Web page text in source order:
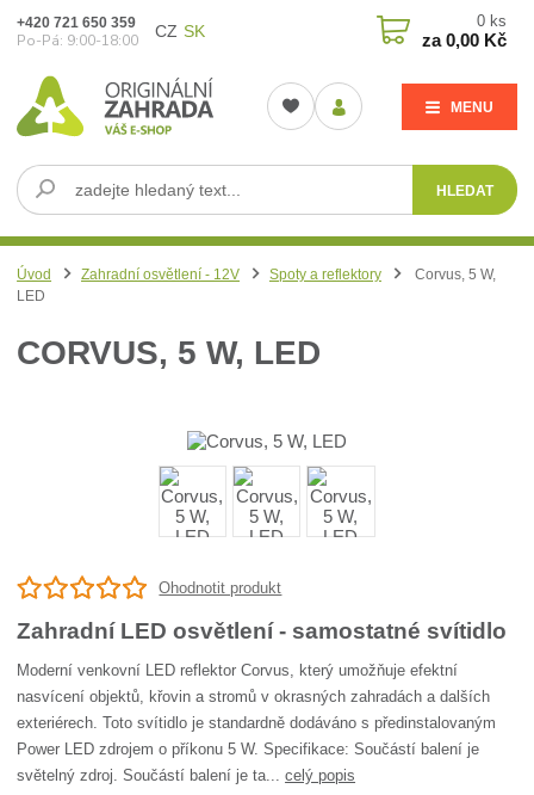
CZ SK
MENU
HLEDAT
+420 721 650 359
Po-Pá: 9:00-18:00
0 ks
za0,00 Kč
Úvod Zahradní osvětlení - 12V Spoty a reflektory
Corvus, 5 W,
LED
CORVUS, 5 W, LED
Ohodnotit produkt
Zahradní LED osvětlení - samostatné svítidlo
Moderní venkovní LED reflektor Corvus, který umožňuje efektní
nasvícení objektů, křovin a stromů v okrasných zahradách a dalších
exteriérech. Toto svítidlo je standardně dodáváno s předinstalovaným
Power LED zdrojem o příkonu 5 W. Specifikace: Součástí balení je
světelný zdroj. Součástí balení je ta...celý popis